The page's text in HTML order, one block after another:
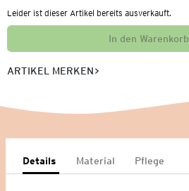
Leider ist dieser Artikel bereits ausverkauft.
In den Warenkorb
ARTIKEL MERKEN
Details Material Pflege